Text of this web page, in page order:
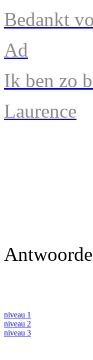
Bedankt
Ad
Ik ben zo
Laurence
niveau 1
niveau 2
niveau 3